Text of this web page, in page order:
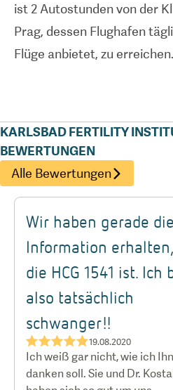
Fruchtbarkeitsproblemen
von erblichen Defekten und
praktisch keine Wartezeiten
Großbritannien und Italien
ist 2 Autostunden von der
Prag, dessen Flughafen
Flüge anbietet, zu erreichen.
KARLSBAD FERTILITY
BEWERTUNGEN
Alle Bewertungen
Wir haben gerade die
Information
die HCG 1541 ist. Ich
also tatsächlich
schwanger!!
★★★★★19.08.2020
Ich weiß gar nicht, wie ich
danken soll. Sie und Dr.